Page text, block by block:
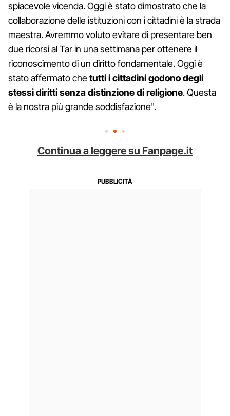
spiacevole vicenda. Oggi è stato dimostrato che la
collaborazione delle istituzioni con i cittadini è la strada
maestra. Avremmo voluto evitare di presentare ben
due ricorsi al Tar in una settimana per ottenere il
riconoscimento di un diritto fondamentale. Oggi è
stato affermato chetutti i cittadini godono degli
stessi diritti senza distinzione di religione. Questa
è la nostra più grande soddisfazione".
Continua a leggere su Fanpage.it